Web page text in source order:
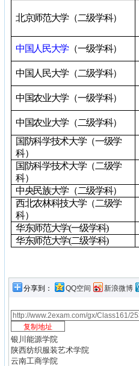
北京师范大学（二级学科）
中国人民大学（一级学科）
中国人民大学（二级学科）
中国农业大学（一级学科）
中国农业大学（二级学科）
国防科学技术大学（一级学
科）
国防科学技术大学（二级学
科）
中央民族大学（二级学科）
西北农林科技大学（二级学
科）
华东师范大学(一级学科)
华东师范大学(二级学科)
分享到： QQ空间 新浪微博
银川能源学院
陕西纺织服装艺术学院
云南工商学院